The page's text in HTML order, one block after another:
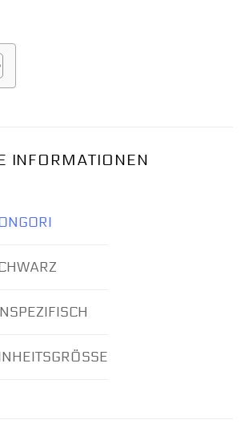
INFORMATIONEN